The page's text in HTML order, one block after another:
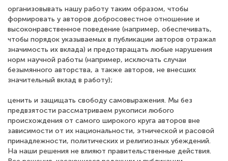
организовывать нашу работу таким образом, чтобы
формировать у авторов добросовестное отношение и
высоконравственное поведение (например, обеспечивать,
чтобы порядок указываемых в публикации авторов отражал
значимость их вклада) и предотвращать любые нарушения
норм научной работы (например, исключать случаи
безымянного авторства, а также авторов, не внесших
значительный вклад в работу);
ценить и защищать свободу самовыражения. Мы без
предвзятости рассматриваем рукописи любого
происхождения от самого широкого круга авторов вне
зависимости от их национальности, этнической и расовой
принадлежности, политических и религиозных убеждений.
На наши решения не влияют правительственные действия.